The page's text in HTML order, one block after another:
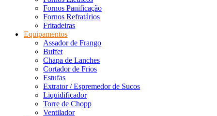
Fornos Panificação
Fornos Refratários
Fritadeiras
Equipamentos
Assador de Frango
Buffet
Chapa de Lanches
Cortador de Frios
Estufas
Extrator / Espremedor de Sucos
Liquidificador
Torre de Chopp
Ventilador